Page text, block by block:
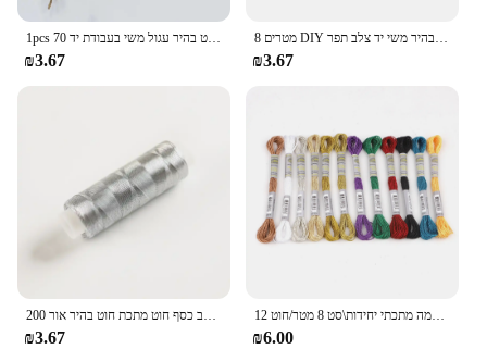
1pcs 70 מטרים חוט זהב רקמת חוט בהיר עגול משי בעבודת יד DIY תפירת סריגה רקמת חומר
₪3.67
8 מטרים DIY רקמת חוט תיל מטילים בעבודת יד זהב כסף חוט עגול בהיר משי יד צלב תפר Sweing Sccesso
₪3.67
200 חוטי זהב כסף חוט מתכת חוט בהיר אור DIY טלאי תפירה ביתית מכונת רקמת חוט TJ9757
₪3.67
12 חוט רקמה מתכתי יחידות\סט 8 מטר/חוט no.25 12 גדילי חוט תפר חוט זוהר
₪6.00